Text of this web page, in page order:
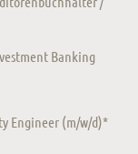
Banking
Engineer (m/w/d)*